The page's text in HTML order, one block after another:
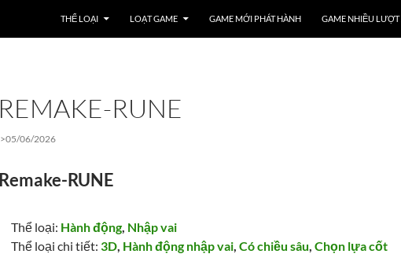
THỂ LOẠI LOẠT GAME GAME MỚI PHÁT HÀNH GAME NHIỀU LƯỢT
RUNE
05/06/2026
RUNE
Thể loại: Hành động, Nhập vai
Thể loại chi tiết: 3D, Hành động nhập vai,Có chiều sâu,Chọn lựa cốt